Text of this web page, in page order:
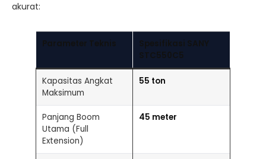
akurat:
Parameter Teknis
Spesifikasi SANY
STC550C5
Kapasitas Angkat
Maksimum
55 ton
Panjang Boom
Utama (Full
Extension)
45 meter